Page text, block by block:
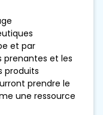
et par
prenantes et les
produits
prendre le
une ressource